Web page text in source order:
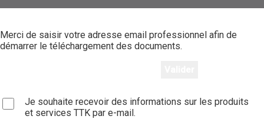
Merci de saisir votre adresse email professionnel afin de
démarrer le téléchargement des documents.
Je souhaite recevoir des informations sur les produits
et services TTK par e-mail.